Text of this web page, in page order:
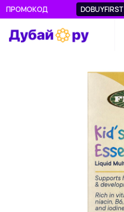
ПРОМОКОД DOBUYFIRST